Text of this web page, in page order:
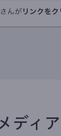
ディア